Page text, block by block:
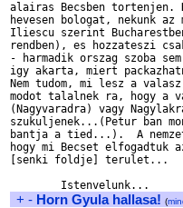
alairas Becsben tortenjen.
hevesen bologat, nekunk
Iliescu szerint
rendben), es hozzateszi
- harmadik orszag szoba
igy akarta, miert
Nem tudom, mi lesz a
modot talalnek ra, hogy a
(Nagyvaradra) vagy
szukuljenek...(Petur ban
bantja a tied...).  A
hogy mi Becset elfogadtuk
[senki foldje] terulet...
+ - Horn Gyula hallasa! (